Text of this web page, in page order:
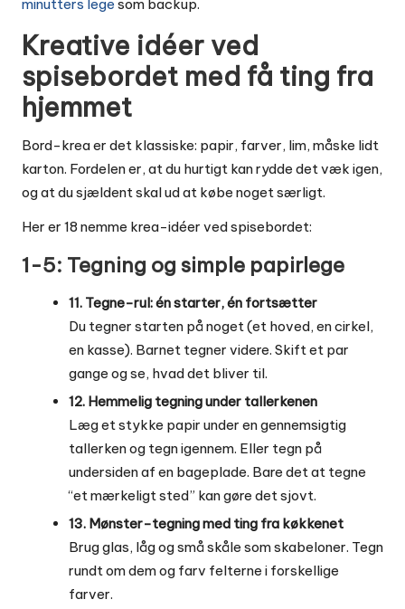
minutters lege som backup.
Kreative idéer ved
spisebordet med få ting fra
hjemmet
Bord-krea er det klassiske: papir, farver, lim, måske lidt
karton. Fordelen er, at du hurtigt kan rydde det væk igen,
og at du sjældent skal ud at købe noget særligt.
Her er 18 nemme krea-idéer ved spisebordet:
1-5: Tegning og simple papirlege
11. Tegne-rul: én starter, én fortsætter
Du tegner starten på noget (et hoved, en cirkel,
en kasse). Barnet tegner videre. Skift et par
gange og se, hvad det bliver til.
12. Hemmelig tegning under tallerkenen
Læg et stykke papir under en gennemsigtig
tallerken og tegn igennem. Eller tegn på
undersiden af en bageplade. Bare det at tegne
“et mærkeligt sted” kan gøre det sjovt.
13. Mønster-tegning med ting fra køkkenet
Brug glas, låg og små skåle som skabeloner. Tegn
rundt om dem og farv felterne i forskellige
farver.